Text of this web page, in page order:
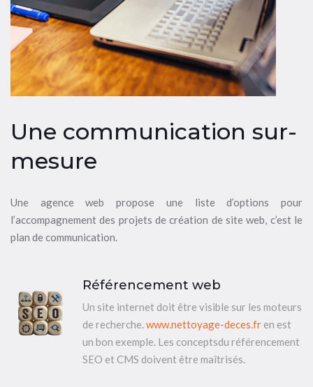
Une communication sur-
mesure
Une agence web propose une liste d’options pour
l’accompagnement des projets de création de site web, c’est le
plan de communication.
Référencement web
Un site internet doit être visible sur les moteurs
de recherche. www.nettoyage-deces.fr en est
un bon exemple. Les conceptsdu référencement
SEO et CMS doivent être maîtrisés.